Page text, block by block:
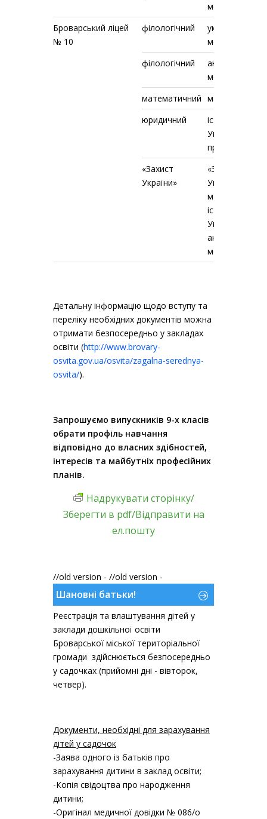
мова
Броварський ліцей
№ 10
філологічний
українська
мова
філологічний
англійська
мова
математичний математика
юридичний
історія
України,
«Захист
України»
«Захист
України»,
математика,
історія
України,
англійська
мова
Детальну інформацію щодо вступу та
переліку необхідних документів можна
отримати безпосередньо у закладах
освіти (http://www.brovary-
osvita.gov.ua/osvita/zagalna-serednya-
osvita/).
Запрошуємо випускників 9-х класів
обрати профіль навчання
відповідно до власних здібностей,
інтересів та майбутніх професійних
планів.
Надрукувати сторінку/
Зберегти в pdf/Відправити на
ел.пошту
//old version -
Шановні батьки!
Реєстрація та влаштування дітей у
заклади дошкільної освіти
Броварської міської територіальної
громади здійснюється безпосередньо
у садочках (прийомні дні - вівторок,
четвер).
Документи, необхідні для зарахування
дітей у садочок
-Заява одного із батьків про
зарахування дитини в заклад освіти;
-Копія свідоцтва про народження
дитини;
-Оригінал медичної довідки № 086/о
//old version -